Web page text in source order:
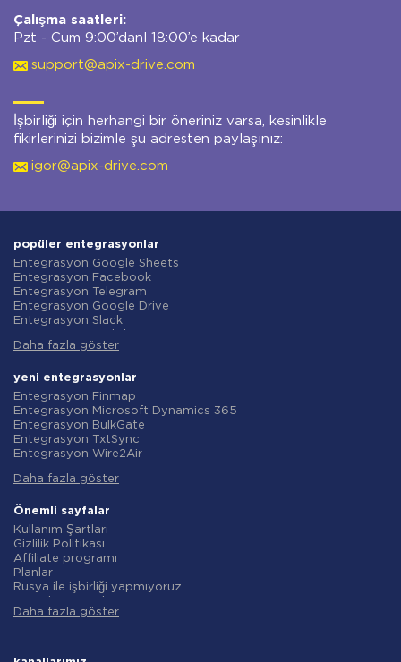
Çalışma saatleri:
Pzt - Cum 9:00’danl 18:00’e kadar
support@apix-drive.com
İşbirliği için herhangi bir öneriniz varsa, kesinlikle
fikirlerinizi bizimle şu adresten paylaşınız:
igor@apix-drive.com
popüler entegrasyonlar
Entegrasyon Google Sheets
Entegrasyon Facebook
Entegrasyon Telegram
Entegrasyon Google Drive
Entegrasyon Slack
Entegrasyon Gmail
Entegrasyon ClickUp
Entegrasyon Airtable
Entegrasyon Google Contacts
Entegrasyon OpenAI (ChatGPT)
Entegrasyon Instagram
Entegrasyon ActiveCampaign
Entegrasyon Typeform
Entegrasyon Salesforce CRM
Entegrasyon Notion
Entegrasyon AWeber
Entegrasyon Asana
Entegrasyon ZOHO CRM
Entegrasyon Webhooks
Entegrasyon GetResponse
Entegrasyon WooCommerce
Daha fazla göster
yeni entegrasyonlar
Entegrasyon Finmap
Entegrasyon Microsoft Dynamics 365
Entegrasyon BulkGate
Entegrasyon TxtSync
Entegrasyon Wire2Air
Entegrasyon Infobip
Entegrasyon AtomPark
Entegrasyon TXTImpact
Entegrasyon Campaign Monitor
Entegrasyon CM.com
Entegrasyon D7 Networks
Entegrasyon SMS.to
Entegrasyon SMSGlobal
Entegrasyon Textlocal
Daha fazla göster
Önemli sayfalar
Kullanım Şartları
Gizlilik Politikası
Affiliate programı
Planlar
Rusya ile işbirliği yapmıyoruz
iade politikasi
Hakkında
Daha fazla göster